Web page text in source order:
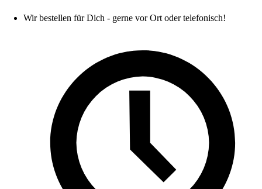
Wir bestellen für Dich - gerne vor Ort oder telefonisch!